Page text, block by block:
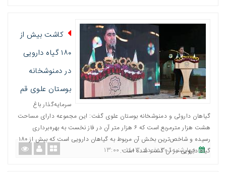
کاشت بیش از
۱۸۰ گیاه دارویی
در دمنوشخانه
بوستان علوی قم
سرمایه‌گذار باغ
گیاهان داروئی و دمنوشخانه بوستان علوی گفت: این مجموعه دارای مساحت
هشت هزار مترمربع است که ۶ هزار متر آن در فاز نخست به بهره‌برداری
رسیده و شاخص‌ترین بخش آن مربوط به گیاهان دارویی است که بیش از ۱۸۰
گیاه دارویی در آن کشت شده است.
چهارشنبه، ٣٠ خرداد ١٤٠٣ - ١٣:٠٠